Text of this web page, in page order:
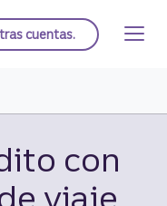
Truistcuentas.
con
viaje